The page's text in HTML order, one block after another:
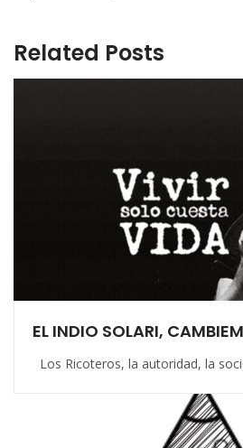
Related Posts
EL INDIO SOLARI,
Los Ricoteros, la autoridad, la